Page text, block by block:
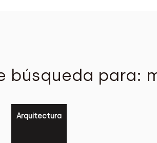
búsqueda para:
Arquitectura